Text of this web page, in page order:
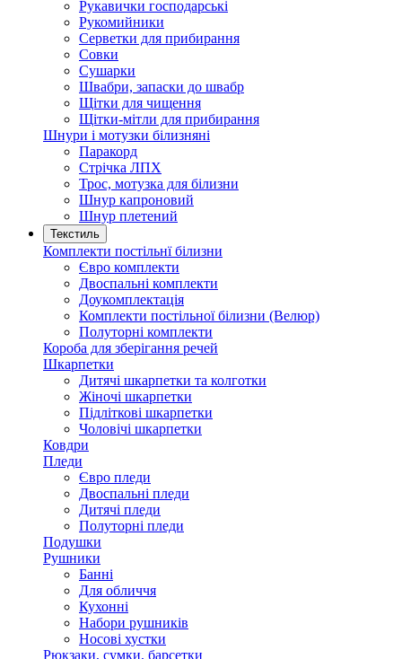
Рукавички господарські
Рукомийники
Серветки для прибирання
Совки
Сушарки
Швабри, запаски до швабр
Щітки для чищення
Щітки-мітли для прибирання
Шнури і мотузки білизняні
Паракорд
Стрічка ЛПХ
Трос, мотузка для білизни
Шнур капроновий
Шнур плетений
Текстиль
Комплекти постільнї білизни
Євро комплекти
Двоспальні комплекти
Доукомплектація
Комплекти постільної білизни (Велюр)
Полуторні комплекти
Короба для зберігання речей
Шкарпетки
Дитячі шкарпетки та колготки
Жіночі шкарпетки
Підліткові шкарпетки
Чоловічі шкарпетки
Ковдри
Пледи
Євро пледи
Двоспальні пледи
Дитячі пледи
Полуторні пледи
Подушки
Рушники
Банні
Для обличчя
Кухонні
Набори рушників
Носові хустки
Рюкзаки, сумки, барсетки